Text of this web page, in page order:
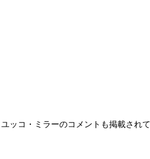
ッコ・ミラーのコメントも掲載さ